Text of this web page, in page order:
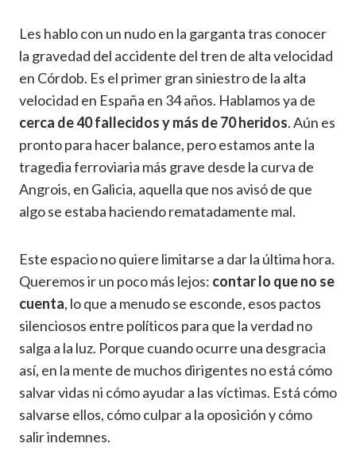
s
A
p
p
gr
a
m
e
b
o
o
k
ke
dI
n
n
g
er
ai
l
y
Li
n
k
p
ar
ti
r
Les hablo con un nudo en la garganta tras conocer
la gravedad del accidente del tren de alta velocidad
en Córdob. Es el primer gran siniestro de la alta
velocidad en España en 34 años. Hablamos ya de
cerca de 40 fallecidos y más de 70 heridos. Aún es
pronto para hacer balance, pero estamos ante la
tragedia ferroviaria más grave desde la curva de
Angrois, en Galicia, aquella que nos avisó de que
algo se estaba haciendo rematadamente mal.
Este espacio no quiere limitarse a dar la última hora.
Queremos ir un poco más lejos: contar lo que no se
cuenta, lo que a menudo se esconde, esos pactos
silenciosos entre políticos para que la verdad no
salga a la luz. Porque cuando ocurre una desgracia
así, en la mente de muchos dirigentes no está cómo
salvar vidas ni cómo ayudar a las víctimas. Está cómo
salvarse ellos, cómo culpar a la oposición y cómo
salir indemnes.